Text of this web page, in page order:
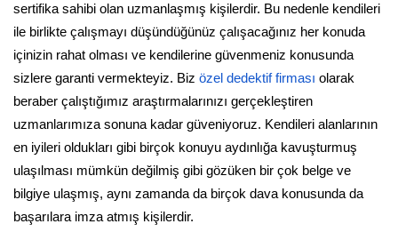
sertifika sahibi olan uzmanlaşmış kişilerdir. Bu nedenle kendileri
ile birlikte çalışmayı düşündüğünüz çalışacağınız her konuda
içinizin rahat olması ve kendilerine güvenmeniz konusunda
sizlere garanti vermekteyiz. Biz özel dedektif firması olarak
beraber çalıştığımız araştırmalarınızı gerçekleştiren
uzmanlarımıza sonuna kadar güveniyoruz. Kendileri alanlarının
en iyileri oldukları gibi birçok konuyu aydınlığa kavuşturmuş
ulaşılması mümkün değilmiş gibi gözüken bir çok belge ve
bilgiye ulaşmış, aynı zamanda da birçok dava konusunda da
başarılara imza atmış kişilerdir.